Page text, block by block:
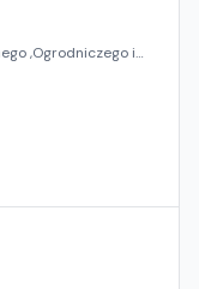
,Ogrodniczego i